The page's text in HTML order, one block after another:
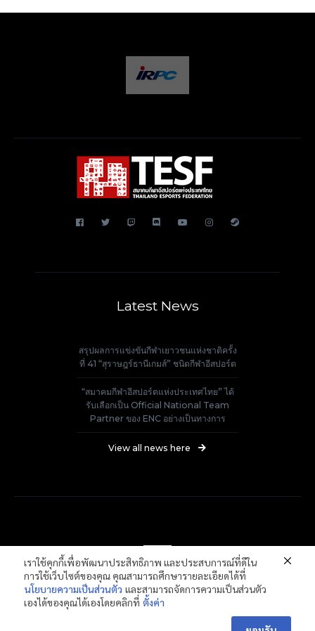
Latest News
สรุปผลการแข่งขันกีฬาเยาวชนแห่งชาติครั้ง
ที่ 41 “สุราษฎร์ธานีเกมส์” ชนิดกีฬาอีสปอร์ต
“สมาคมกีฬาอีสปอร์ตแห่งประเทศไทย” ได้
รับเลือกเป็น Official National Team
Partner ของ ENC อย่างเป็นทางการ
View all news here
Thailand E-Sports Federation
เราใช้คุกกี้เพื่อพัฒนาประสิทธิภาพ และประสบการณ์ที่ดีใน
การใช้เว็บไซต์ของคุณ คุณสามารถศึกษารายละเอียดได้ที่
นโยบายความเป็นส่วนตัว และสามารถจัดการความเป็นส่วนตัว
เองได้ของคุณได้เองโดยคลิกที่ ตั้งค่า